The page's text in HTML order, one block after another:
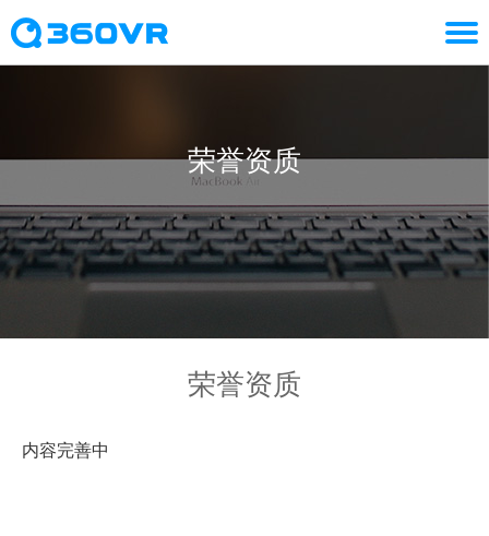
荣誉资质
荣誉资质
内容完善中